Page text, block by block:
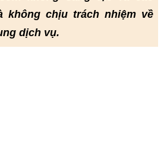
không chịu trách nhiệm về
dịch vụ.